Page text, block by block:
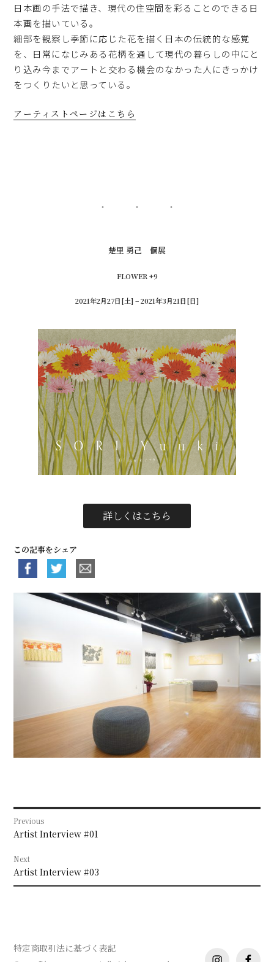
日本画の手法で描き、現代の住空間を彩ることのできる日
本画を描いている。
細部を観察し季節に応じた花を描く日本の伝統的な感覚
を、日常になじみある花柄を通して現代の暮らしの中にと
り込み今までア－トと交わる機会のなかった人にきっかけ
をつくりたいと思っている。
アーティストページはこちら
楚里 勇己 個展
FLOWER +9
2021年2月27日[土] – 2021年3月21日[日]
詳しくはこちら
この記事をシェア
投
稿
ナ
ビ
ョ
Previous
Previous
Artist Interview #01
Next
Next
post:
Artist Interview #03
特定商取引法に基づく表記 instagram